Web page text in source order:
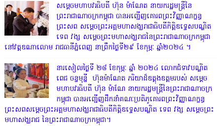
សម្តេចមហាបវរធិបតី ហ៊ុន ម៉ាណែត នាយករដ្ឋមន្ត្រីនៃ
ព្រះរាជាណាចក្រកម្ពុជា បានអញ្ជើញគោរពព្រះវិញ្ញាណក្ខន្ធ
ព្រះសព សម្តេចព្រះអគ្គមហាសង្ឃរាជាធិបតីកិត្តិឧទ្ទេសបណ្ឌិត
ទេព វង្ស សម្តេចព្រះមហាសង្ឃរាជនៃព្រះរាជាណាចក្រកម្ពុជា
នៅវត្តឧណាលោម រាជធានីភ្នំពេញ នាព្រឹកថ្ងៃទី២៩ ខែកុម្ភៈ ឆ្នាំ២០២៤ ។
នារសៀលថ្ងៃទី ២៨ ខែកុម្ភៈ ឆ្នាំ ២០២៤ លោកជំទាវបណ្ឌិត
ពេជ ចន្ទមុន្នី ហ៊ុនម៉ាណែត ភរិយាដ៏ឧត្តុងឧត្តមរបស់ សម្តេច
មហាបវរធិបតី ហ៊ុន ម៉ាណែ នាយករដ្ឋមន្រ្តីនៃព្រះរាជាណាចក្រ
កម្ពុជា បានអញ្ជើញដឹកនាំគណៈប្រតិភូគោរពព្រះវិញ្ញាណក្ខន្ធ
ព្រះសពសម្តេចព្រះអគ្គមហាសង្ឃរាជាធិបតីកិត្តិឧទ្ទេសបណ្ឌិត ទេព វង្ស សម្តេចព្រះ
មហាសង្ឃរាជ នៃព្រះរាជាណាចក្រកម្ពុជា។